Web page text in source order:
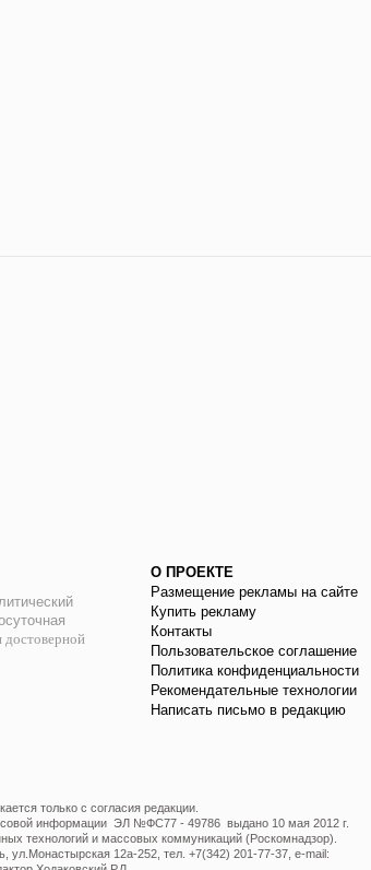
достоверной
О ПРОЕКТЕ
Размещение рекламы на сайте
Купить рекламу
Контакты
Пользовательское соглашение
Политика конфиденциальности
Рекомендательные технологии
Написать письмо в редакцию
только с согласия редакции.
информации ЭЛ №ФС77 - 49786 выдано 10 мая 2012 г.
технологий и массовых коммуникаций (Роскомнадзор).
ул.Монастырская 12а-252, тел. +7(342) 201-77-37, e-mail: